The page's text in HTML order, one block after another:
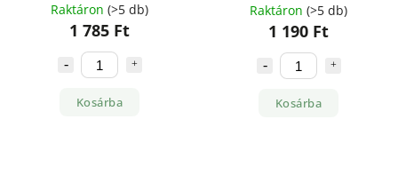
Raktáron (>5 db)
1 785 Ft
Kosárba
Raktáron (>5 db)
1 190 Ft
Kosárba